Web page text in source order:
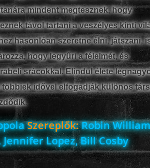
mindent megtesznek, hogy
távol tartani a veszélyes kinti
hasonlóan szeretne élni, játszani,
hogy legyűri a félelmét, és
srácokkal. Elindul élete
idővel elfogadják különös
Szereplők:Robin
Lopez, Bill Cosby